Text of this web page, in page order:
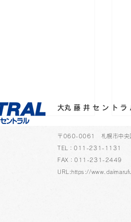
大丸藤井セント
〒060-0061 札幌市中央
TEL：011-231-1131
FAX：011-231-2449
URL:https://